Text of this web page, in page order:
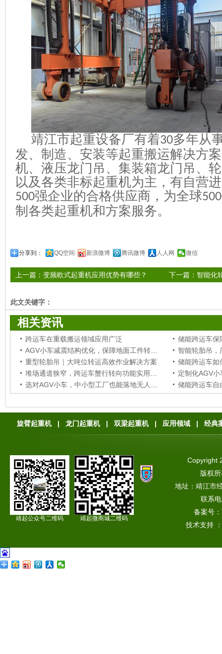
靖江市起重设备厂有着30多年从
发、制造、安装等起重搬运解决方
机、液压龙门吊、集装箱龙门吊、
以及各类非标起重机为主，有自营
500强企业的合格供应商，为全球
制各类起重机和方案服务。
分享到： QQ空间 新浪微博 腾讯微博 人人网 微信
下一篇： 智能化
上一篇： 变频欧式起重机应用优势有哪些？
此文关键字：
相关资讯
跨运车在重载搬运领域应用广泛
储能跨运车保
智能轮胎吊，
重型轮胎吊｜大吨位转运高效作业解决方案
储能跨运车自
旋臂起重机 | 龙门起重机 | 双梁起重机 | 应用领域 | 经典
Copyright
版权
地址：靖江市
联系
备案号：
技术支持 ：
靖起公众号二维码 靖起微商城二维码